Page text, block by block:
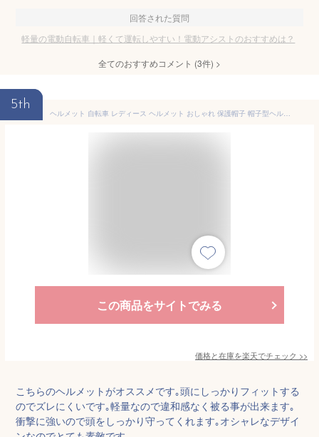
回答された質問
軽量の電動自転車｜軽くて運転しやすい！電動アシストのおすすめは？
全てのおすすめコメント (3件) >
5th
ヘルメット 自転車 レディース ヘルメット おしゃれ 保護帽子 帽子型ヘルメット ハット型ヘルメット 自転車 安全ヘルメット 頭部保護帽 軽量ヘルメット 簡易 防災 軽量 ヘルメット バケットハット あごひも付き 男女兼用
この商品をサイトでみる
価格と在庫を楽天でチェック >>
こちらのヘルメットがオススメです｡頭にしっかりフィットする
のでズレにくいです｡軽量なので違和感なく被る事が出来ます｡
衝撃に強いので頭をしっかり守ってくれます｡オシャレなデザイ